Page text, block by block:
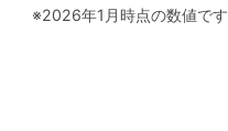
※2026年1月時点の数値です